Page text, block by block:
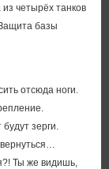
четырёх танков
базы
отсюда ноги.
зерги.
Ты же видишь,